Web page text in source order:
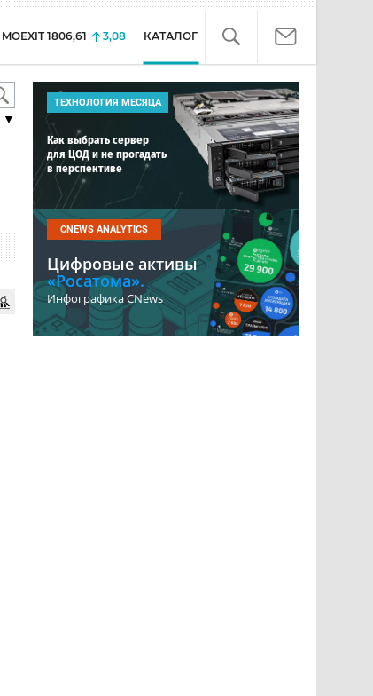
MOEXIT 1806,61 3,08 КАТАЛОГ
▼
ТЕХНОЛОГИЯ МЕСЯЦА
Как выбрать сервер
для ЦОД и не прогадать
в перспективе
CNEWS ANALYTICS
Цифровые активы
«Росатома».
Инфографика CNews